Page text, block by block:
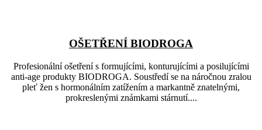
OŠETŘENÍ BIODROGA
Profesionální ošetření s formujícími, konturujícími a posilujícími
anti-age produkty BIODROGA. Soustředí se na náročnou zralou
pleť žen s hormonálním zatížením a markantně znatelnými,
prokreslenými známkami stárnutí....